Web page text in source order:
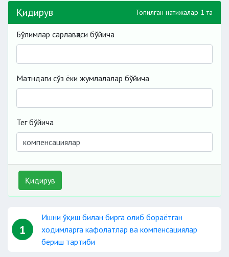
Қидирув Топилган натижалар 1 та
Бўлимлар сарлавҳаси бўйича
Матндаги сўз ёки жумлалалар бўйича
Тег бўйича
Қидирув
1
Ишни ўқиш билан бирга олиб бораётган
ходимларга кафолатлар ва компенсациялар
бериш тартиби